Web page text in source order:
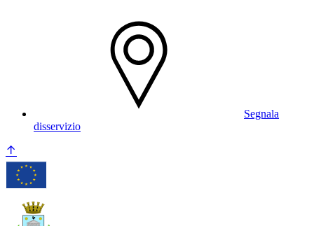
Segnala
disservizio